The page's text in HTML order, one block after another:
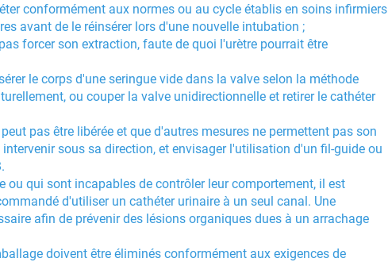
conformément aux normes ou au cycle établis en soins infirmiers
avant de le réinsérer lors d'une nouvelle intubation ;
forcer son extraction, faute de quoi l'urètre pourrait être
le corps d'une seringue vide dans la valve selon la méthode
ou couper la valve unidirectionnelle et retirer le cathéter
pas être libérée et que d'autres mesures ne permettent pas son
sous sa direction, et envisager l'utilisation d'un fil-guide ou
qui sont incapables de contrôler leur comportement, il est
d'utiliser un cathéter urinaire à un seul canal. Une
afin de prévenir des lésions organiques dues à un arrachage
doivent être éliminés conformément aux exigences de